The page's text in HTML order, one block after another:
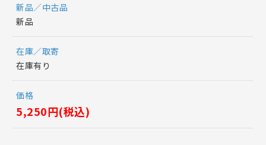
新品／中古品
新品
在庫／取寄
在庫有り
価格
5,250円(税込)